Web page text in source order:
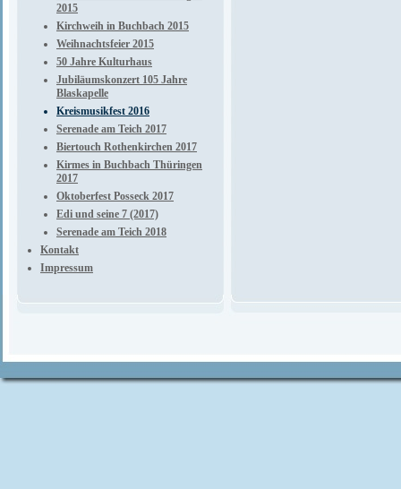
2015
Kirchweih in Buchbach 2015
Weihnachtsfeier 2015
50 Jahre Kulturhaus
Jubiläumskonzert 105 Jahre
Blaskapelle
Kreismusikfest 2016
Serenade am Teich 2017
Biertouch Rothenkirchen 2017
Kirmes in Buchbach Thüringen
2017
Oktoberfest Posseck 2017
Edi und seine 7 (2017)
Serenade am Teich 2018
Kontakt
Impressum